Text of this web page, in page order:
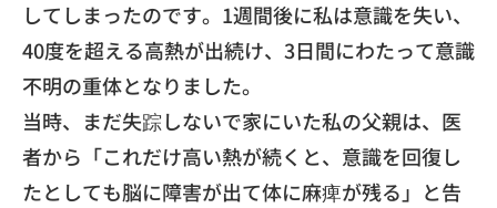
してしまったのです。1週間後に私は意識を失い、
40度を超える高熱が出続け、 3日間にわたって意識
不明の重体となりました。
​当時、まだ失踪しないで家にいた私の父親は、医
者から「これだけ高い熱が続くと、意識を回復し
たとしても脳に障害が出て体に麻痺が残る」 と告